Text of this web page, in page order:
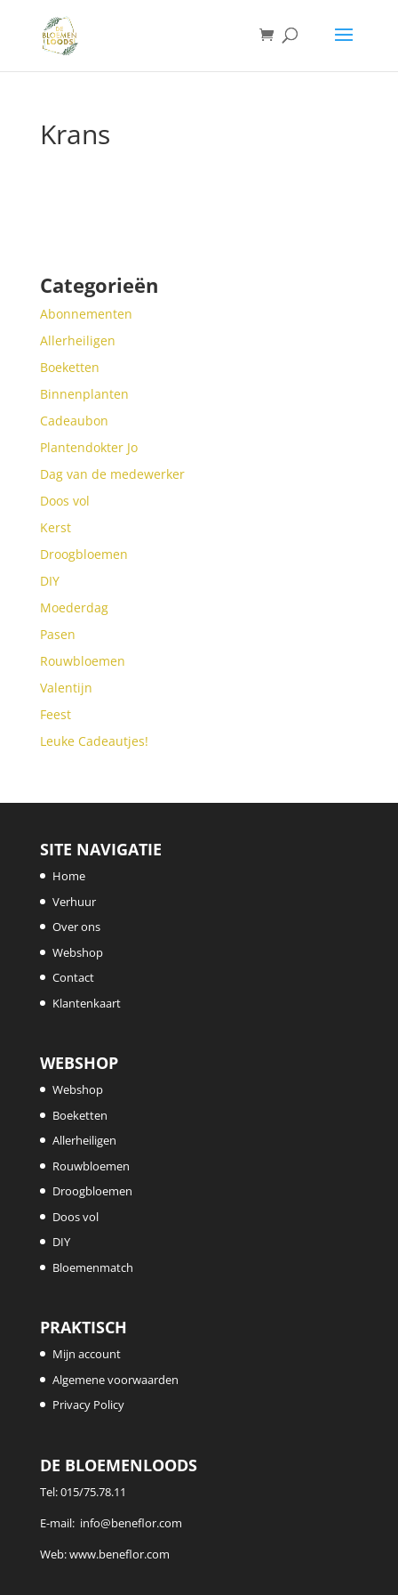
Krans
Categorieën
Abonnementen
Allerheiligen
Boeketten
Binnenplanten
Cadeaubon
Plantendokter Jo
Dag van de medewerker
Doos vol
Kerst
Droogbloemen
DIY
Moederdag
Pasen
Rouwbloemen
Valentijn
Feest
Leuke Cadeautjes!
SITE NAVIGATIE
Home
Verhuur
Over ons
Webshop
Contact
Klantenkaart
WEBSHOP
Webshop
Boeketten
Allerheiligen
Rouwbloemen
Droogbloemen
Doos vol
DIY
Bloemenmatch
PRAKTISCH
Mijn account
Algemene voorwaarden
Privacy Policy
DE BLOEMENLOODS
Tel:015/75.78.11
E-mail: info@beneflor.com
Web:www.beneflor.com